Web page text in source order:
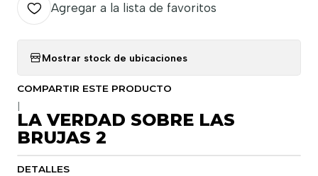
Agregar a la lista de favoritos
Mostrar stock de ubicaciones
COMPARTIR ESTE PRODUCTO
LA VERDAD SOBRE LAS
BRUJAS 2
DETALLES